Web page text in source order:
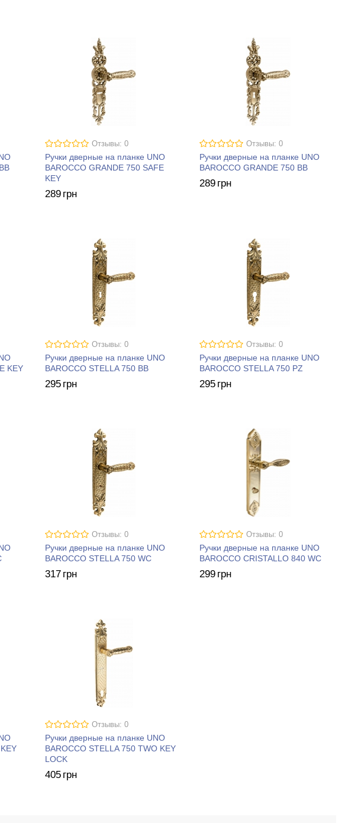
Отзывы: 0
Ручки дверные на планке UNO
BAROCCO GRANDE 750 SAFE
KEY
289 грн
Отзывы: 0
Ручки дверные на планке UNO
BAROCCO GRANDE 750 BB
289 грн
KEY
Отзывы: 0
Ручки дверные на планке UNO
BAROCCO STELLA 750 BB
295 грн
Отзывы: 0
Ручки дверные на планке UNO
BAROCCO STELLA 750 PZ
295 грн
Отзывы: 0
Ручки дверные на планке UNO
BAROCCO STELLA 750 WC
317 грн
Отзывы: 0
Ручки дверные на планке UNO
BAROCCO CRISTALLO 840 WC
299 грн
Отзывы: 0
Ручки дверные на планке UNO
BAROCCO STELLA 750 TWO KEY
LOCK
405 грн